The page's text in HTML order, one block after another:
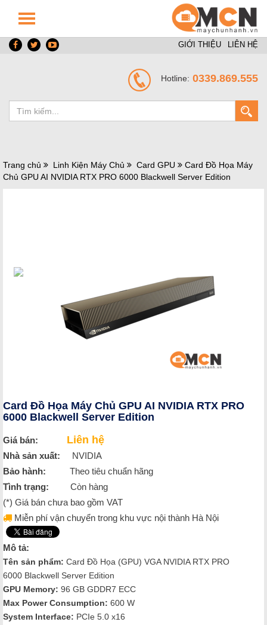
GIỚI THIỆU LIÊN HỆ
Hotline: 0339.869.555
Trang chủ Linh Kiện Máy Chủ Card GPU
Card Đồ Họa Máy
Chủ GPU AI NVIDIA RTX PRO 6000 Blackwell Server Edition
Card Đồ Họa Máy Chủ GPU AI NVIDIA RTX PRO
6000 Blackwell Server Edition
Giá bán: Liên hệ
Nhà sản xuất: NVIDIA
Bảo hành: Theo tiêu chuẩn hãng
Tình trạng: Còn hàng
(*) Giá bán chưa bao gồm VAT
Miễn phí vận chuyển trong khu vực nội thành Hà Nội
Mô tả:
Tên sản phẩm: Card Đồ Họa (GPU) VGA NVIDIA RTX PRO
6000 Blackwell Server Edition
GPU Memory: 96 GB GDDR7 ECC
Max Power Consumption: 600 W
System Interface: PCIe 5.0 x16